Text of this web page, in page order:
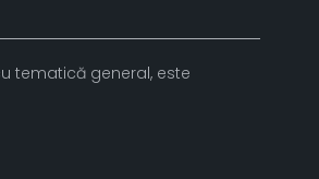
tematică general, este